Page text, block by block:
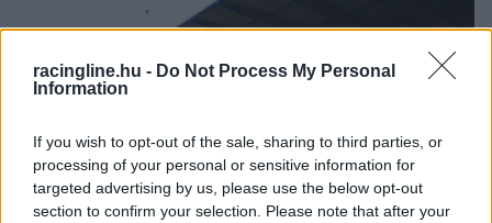
racingline.hu - Do Not Process My Personal
Information
If you wish to opt-out of the sale, sharing to third parties, or
processing of your personal or sensitive information for
targeted advertising by us, please use the below opt-out
section to confirm your selection. Please note that after your